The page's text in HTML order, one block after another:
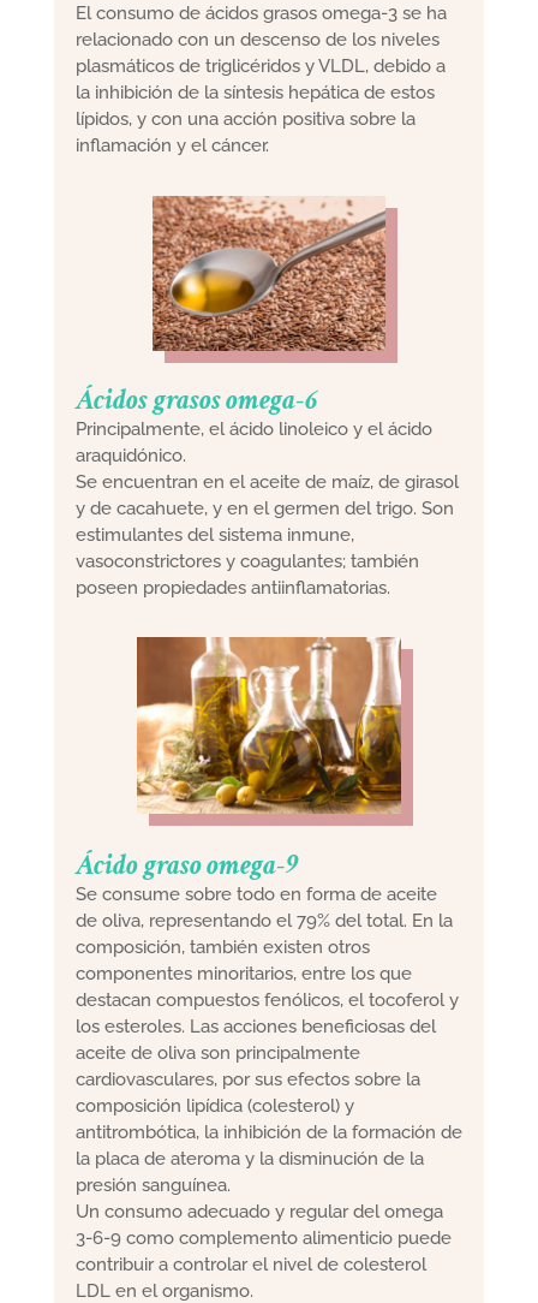
El consumo de ácidos grasos omega-3 se ha
relacionado con un descenso de los niveles
plasmáticos de triglicéridos y VLDL, debido a
la inhibición de la síntesis hepática de estos
lípidos, y con una acción positiva sobre la
inflamación y el cáncer.
Ácidos grasos omega-6
Principalmente, el ácido linoleico y el ácido
araquidónico.
Se encuentran en el aceite de maíz, de girasol
y de cacahuete, y en el germen del trigo. Son
estimulantes del sistema inmune,
vasoconstrictores y coagulantes; también
poseen propiedades antiinflamatorias.
Ácido graso omega-9
Se consume sobre todo en forma de aceite
de oliva, representando el 79% del total. En la
composición, también existen otros
componentes minoritarios, entre los que
destacan compuestos fenólicos, el tocoferol y
los esteroles. Las acciones beneficiosas del
aceite de oliva son principalmente
cardiovasculares, por sus efectos sobre la
composición lipídica (colesterol) y
antitrombótica, la inhibición de la formación de
la placa de ateroma y la disminución de la
presión sanguínea.
Un consumo adecuado y regular del omega
3-6-9 como complemento alimenticio puede
contribuir a controlar el nivel de colesterol
LDL en el organismo.